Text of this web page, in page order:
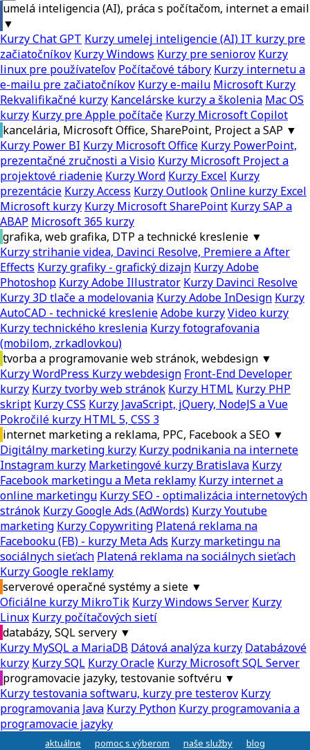
umelá inteligencia (AI), práca s počítačom, internet a email
▼
Kurzy Chat GPT Kurzy umelej inteligencie (AI) IT kurzy pre
začiatočníkov Kurzy Windows Kurzy pre seniorov Kurzy
linux pre používateľov Počítačové tábory Kurzy internetu a
e-mailu pre začiatočníkov Kurzy e-mailu Microsoft Kurzy
Rekvalifikačné kurzy Kancelárske kurzy a školenia Mac OS
kurzy Kurzy pre Apple počítače Kurzy Microsoft Copilot
kancelária, Microsoft Office, SharePoint, Project a SAP ▼
Kurzy Power BI Kurzy Microsoft Office Kurzy PowerPoint,
prezentačné zručnosti a Visio Kurzy Microsoft Project a
projektové riadenie Kurzy Word Kurzy Excel Kurzy
prezentácie Kurzy Access Kurzy OutlookOnline kurzy Excel
Microsoft kurzy Kurzy Microsoft SharePoint Kurzy SAP a
ABAP Microsoft 365 kurzy
grafika, web grafika, DTP a technické kreslenie ▼
Kurzy strihanie videa, Davinci Resolve, Premiere a After
Effects Kurzy grafiky - grafický dizajn Kurzy Adobe
Photoshop Kurzy Adobe Illustrator Kurzy Davinci Resolve
Kurzy 3D tlače a modelovania Kurzy Adobe InDesign Kurzy
AutoCAD - technické kreslenieAdobe kurzyVideo kurzy
Kurzy technického kreslenia Kurzy fotografovania
(mobilom, zrkadlovkou)
tvorba a programovanie web stránok, webdesign ▼
Kurzy WordPress Kurzy webdesign Front-End Developer
kurzy Kurzy tvorby web stránok Kurzy HTML Kurzy PHP
skript Kurzy CSS Kurzy JavaScript, jQuery, NodeJS a Vue
Pokročilé kurzy HTML 5, CSS 3
internet marketing a reklama, PPC, Facebook a SEO ▼
Digitálny marketing kurzy Kurzy podnikania na internete
Instagram kurzy Marketingové kurzy Bratislava Kurzy
Facebook marketingu a Meta reklamy Kurzy internet a
online marketingu Kurzy SEO - optimalizácia internetových
stránok Kurzy Google Ads (AdWords) Kurzy Youtube
marketing Kurzy Copywriting Platená reklama na
Facebooku (FB) - kurzy Meta Ads Kurzy marketingu na
sociálnych sieťach Platená reklama na sociálnych sieťach
Kurzy Google reklamy
serverové operačné systémy a siete ▼
Oficiálne kurzy MikroTik Kurzy Windows Server Kurzy
Linux Kurzy počítačových sietí
databázy, SQL servery ▼
Kurzy MySQL a MariaDB Dátová analýza kurzy Databázové
kurzy Kurzy SQL Kurzy Oracle Kurzy Microsoft SQL Server
programovacie jazyky, testovanie softvéru ▼
Kurzy testovania softwaru, kurzy pre testerov Kurzy
programovania Java Kurzy Python Kurzy programovania a
programovacie jazyky
aktuálne pomoc s výberom naše služby
blog